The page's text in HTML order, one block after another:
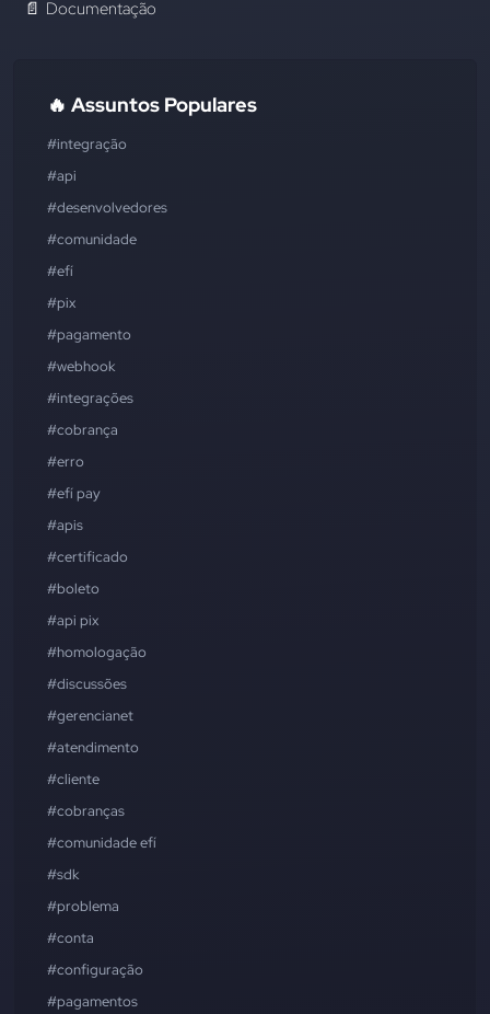
📄 Documentação
🔥 Assuntos Populares
#integração
#api
#desenvolvedores
#comunidade
#efí
#pix
#pagamento
#webhook
#integrações
#cobrança
#erro
#efí pay
#apis
#certificado
#boleto
#api pix
#homologação
#discussões
#gerencianet
#atendimento
#cliente
#cobranças
#comunidade efí
#sdk
#problema
#conta
#configuração
#pagamentos